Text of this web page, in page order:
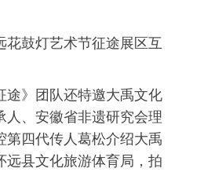
花鼓灯艺术节征途展区互
途》团队还特邀大禹文化
人、安徽省非遗研究会理
第四代传人葛松介绍大禹
远县文化旅游体育局，拍